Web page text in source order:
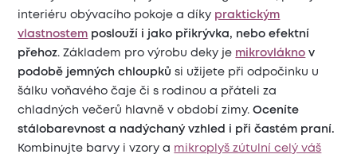
interiéru obývacího pokoje a díky praktickým
vlastnostem poslouží i jako přikrývka, nebo efektní
přehoz. Základem pro výrobu deky je mikrovlákno v
podobě jemných chloupkůsi užijete při odpočinku u
šálku voňavého čaje či s rodinou a přáteli za
chladných večerů hlavně v období zimy.Oceníte
stálobarevnost a nadýchaný vzhled i při častém praní.
Kombinujte barvy i vzory a mikroplyš zútulní celý váš